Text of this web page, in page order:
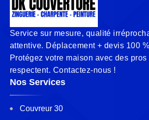
Service sur mesure, qualité
attentive. Déplacement + devis 100
Protégez votre maison avec des
respectent. Contactez-nous !
Nos Services
Couvreur 30